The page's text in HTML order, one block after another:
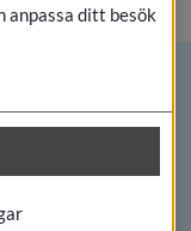
anpassa ditt besök